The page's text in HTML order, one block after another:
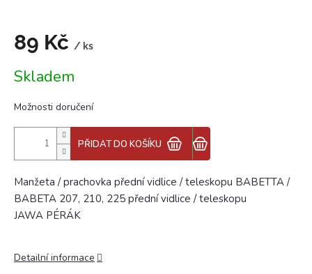
89 Kč / ks
cena:
Skladem
Možnosti doručení
PŘIDAT DO KOŠÍKU
Manžeta / prachovka přední vidlice / teleskopu BABETTA /
BABETA 207, 210, 225 přední vidlice / teleskopu
JAWA PÉRÁK
Detailní informace